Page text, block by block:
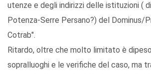
utenze e degli indirizzi delle istituzioni (
Potenza-Serre Persano?) del Dominus/
Cotrab".
Ritardo, oltre che molto limitato è
sopralluoghi e le verifiche del caso, ma